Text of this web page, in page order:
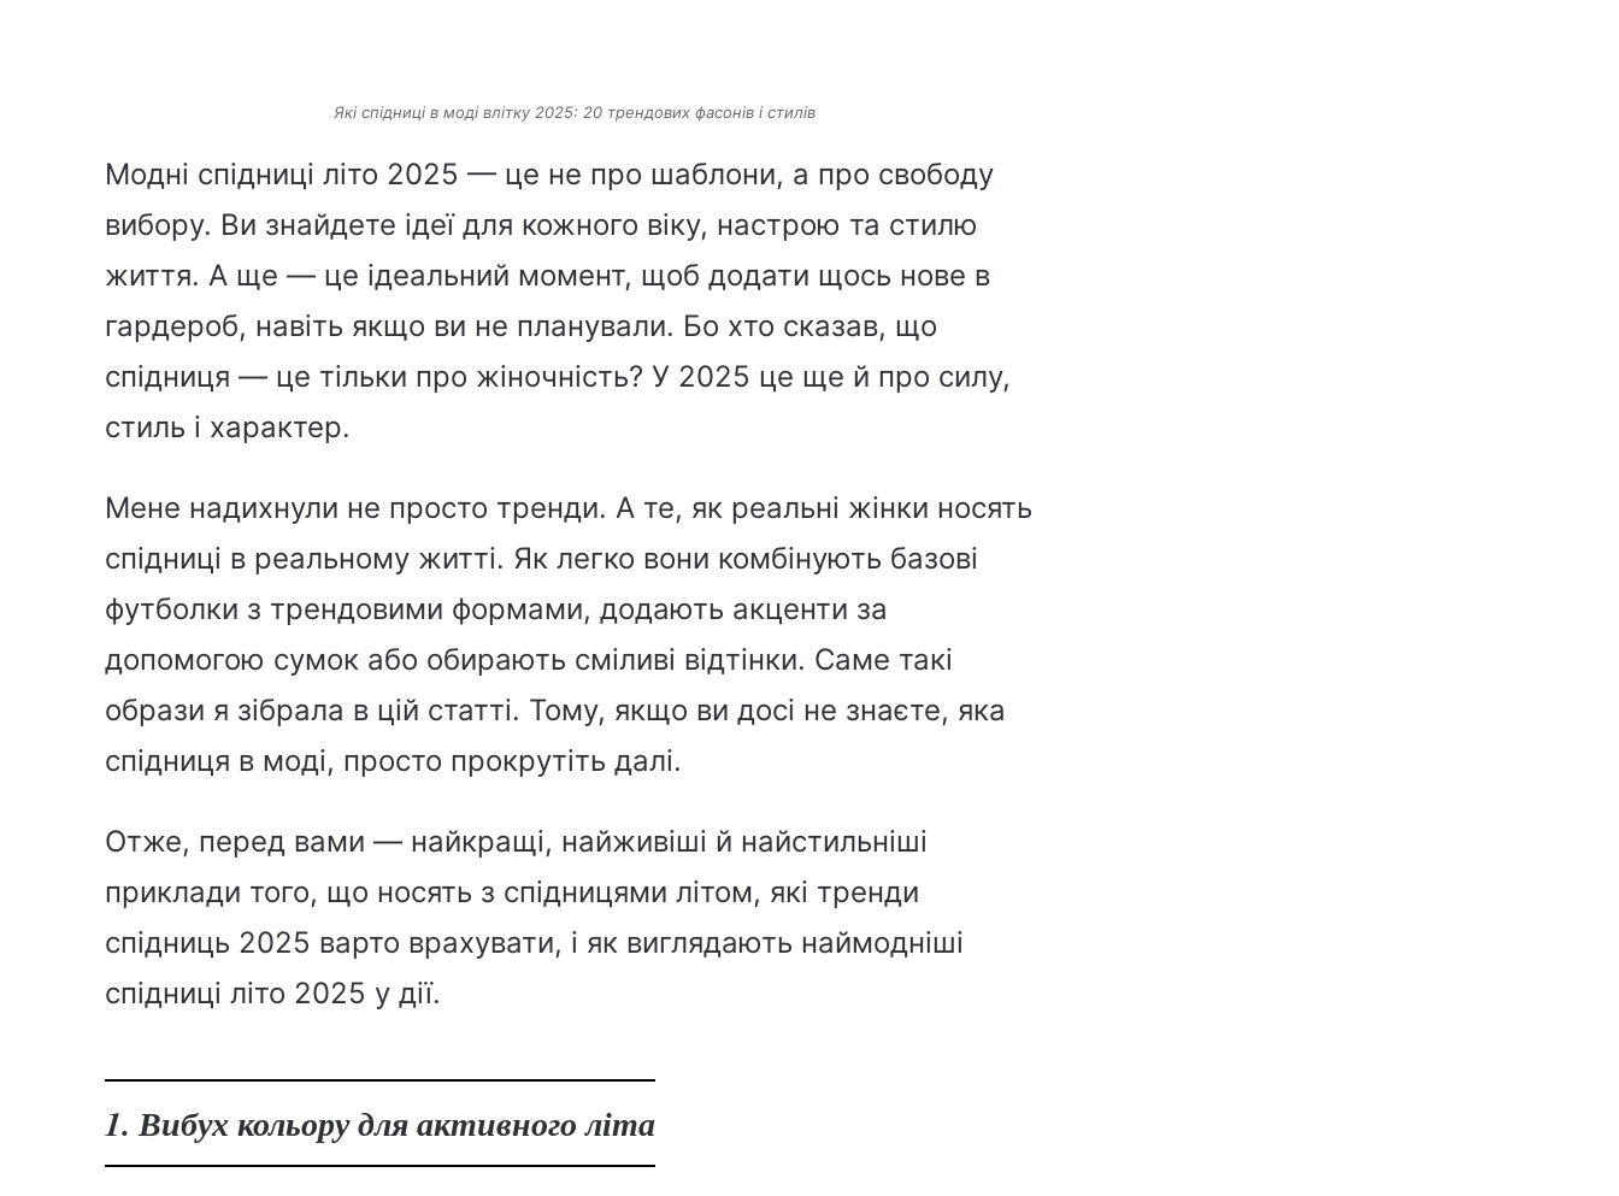
Які спідниці в моді влітку 2025: 20 трендових фасонів і стилів
Модні спідниці літо 2025 — це не про шаблони, а про свободу
вибору. Ви знайдете ідеї для кожного віку, настрою та стилю
життя. А ще — це ідеальний момент, щоб додати щось нове в
гардероб, навіть якщо ви не планували. Бо хто сказав, що
спідниця — це тільки про жіночність? У 2025 це ще й про силу,
стиль і характер.
Мене надихнули не просто тренди. А те, як реальні жінки носять
спідниці в реальному житті. Як легко вони комбінують базові
футболки з трендовими формами, додають акценти за
допомогою сумок або обирають сміливі відтінки. Саме такі
образи я зібрала в цій статті. Тому, якщо ви досі не знаєте, яка
спідниця в моді, просто прокрутіть далі.
Отже, перед вами — найкращі, найживіші й найстильніші
приклади того, що носять з спідницями літом, які тренди
спідниць 2025 варто врахувати, і як виглядають наймодніші
спідниці літо 2025 у дії.
1. Вибух кольору для активного літа